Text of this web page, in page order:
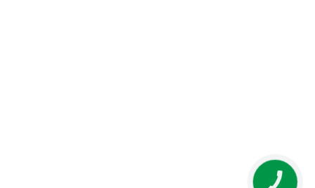
КНОПКА
ЗВ'ЯЗКУ